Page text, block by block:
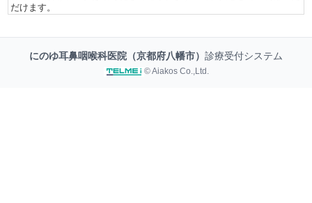
だけます。
にのゆ耳鼻咽喉科医院（京都府八幡市） 診療受付システム
© Aiakos Co.,Ltd.